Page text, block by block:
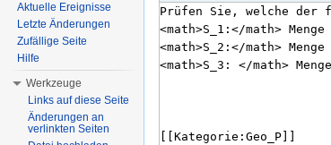
Aktuelle Ereignisse
Letzte Änderungen
Zufällige Seite
Hilfe
Werkzeuge
Links auf diese Seite
Änderungen an
verlinkten Seiten